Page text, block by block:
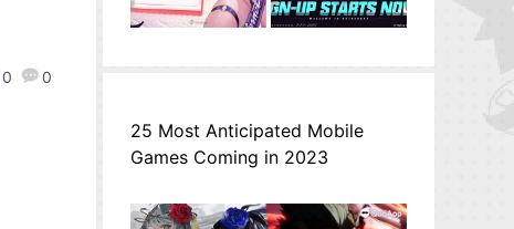
0 0
25 Most Anticipated Mobile
Games Coming in 2023